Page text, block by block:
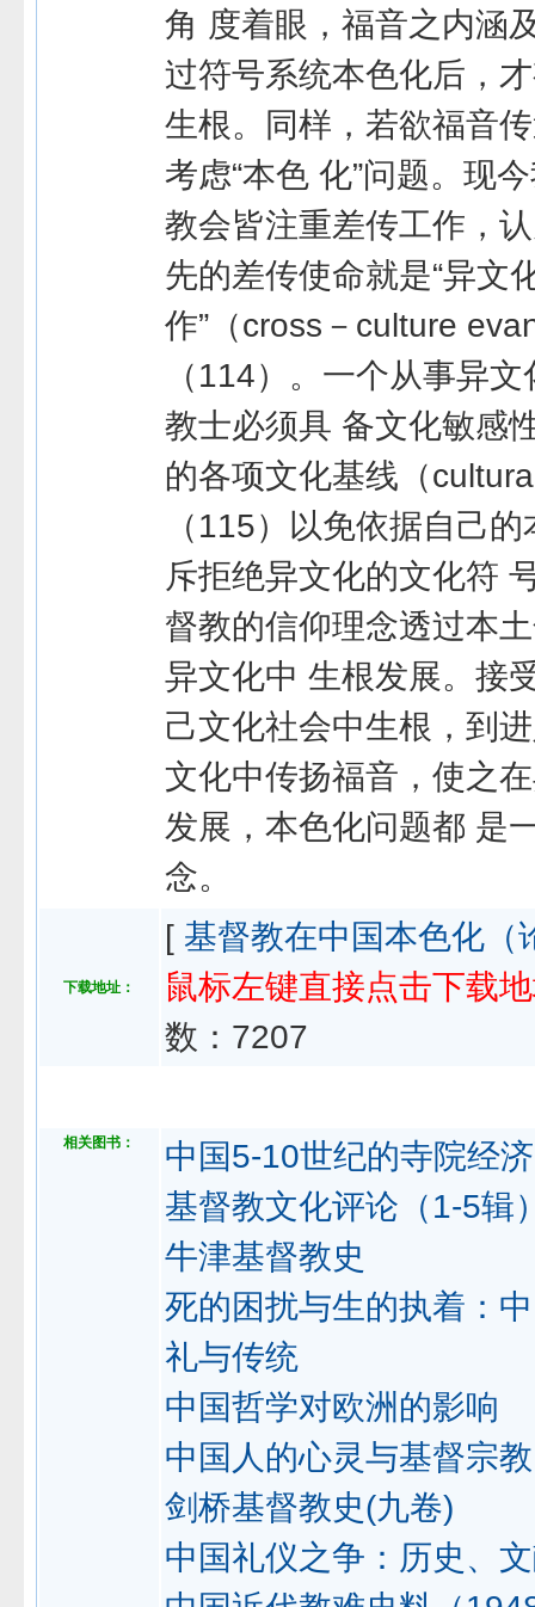
角 度着眼，福音之内涵
过符号系统本色化后，
生根。同样，若欲福音
考虑“本色 化”问题。现
教会皆注重差传工作，
先的差传使命就是“异文
作”（cross－culture
（114）。一个从事异
教士必须具 备文化敏感
的各项文化基线（
（115）以免依据自己
斥拒绝异文化的文化符
督教的信仰理念透过本
异文化中 生根发展。接
己文化社会中生根，到
文化中传扬福音，使之
发展，本色化问题都 是
念。
下载地址：
[ 基督教在中国本色化（
鼠标左键直接点击下载
数： 7207
相关图书：
中国5-10世纪的寺院经
基督教文化评论（1-5辑
牛津基督教史
死的困扰与生的执着：
礼与传统
中国哲学对欧洲的影响
中国人的心灵与基督宗教
剑桥基督教史(九卷)
中国礼仪之争：历史、